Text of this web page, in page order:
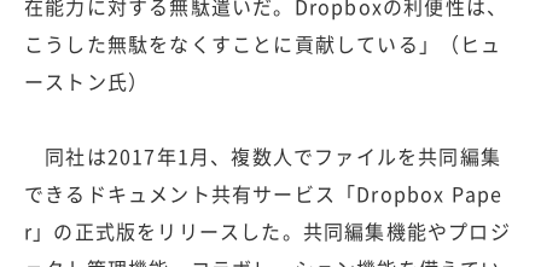
在能力に対する無駄遣いだ。Dropboxの利便性は、
こうした無駄をなくすことに貢献している」（ヒュ
ーストン氏）
同社は2017年1月、複数人でファイルを共同編集
できるドキュメント共有サービス「Dropbox Pape
r」の正式版をリリースした。共同編集機能やプロジ